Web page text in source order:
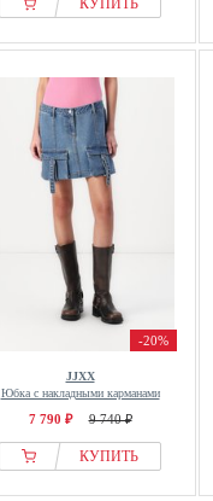
КУПИТЬ
-20%
JJXX
Юбка с накладными карманами
7 790 ₽ 9 740 ₽
КУПИТЬ